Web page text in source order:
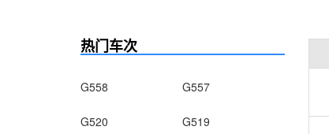
热门车次
G558 G557
G520 G519